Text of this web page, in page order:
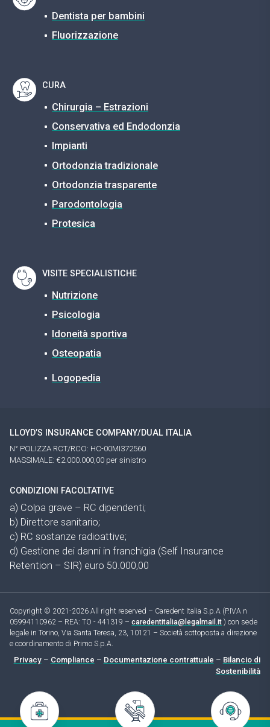
Dentista per bambini
Fluorizzazione
CURA
Chirurgia – Estrazioni
Conservativa ed Endodonzia
Impianti
Ortodonzia tradizionale
Ortodonzia trasparente
Parodontologia
Protesica
VISITE SPECIALISTICHE
Nutrizione
Psicologia
Idoneità sportiva
Osteopatia
Logopedia
LLOYD’S INSURANCE COMPANY/DUAL ITALIA
N° POLIZZA RCT/RCO: HC-00MI372560
MASSIMALE: €2.000.000,00 per sinistro
CONDIZIONI FACOLTATIVE
a) Colpa grave – RC dipendenti;
b) Direttore sanitario;
c) RC sostanze radioattive;
d) Gestione dei danni in franchigia (Self Insurance
Retention – SIR) euro 50.000,00
Copyright © 2021-2026 All right reserved – Caredent Italia S.p.A (P.IVA n
05994110962 – REA: TO - 441319 –caredentitalia@legalmail.it ) con sede
legale in Torino, Via Santa Teresa, 23, 10121 – Società sottoposta a direzione
e coordinamento di Primo S.p.A.
Privacy– Compliance – Documentazione contrattuale – Bilancio di
Sostenibilità